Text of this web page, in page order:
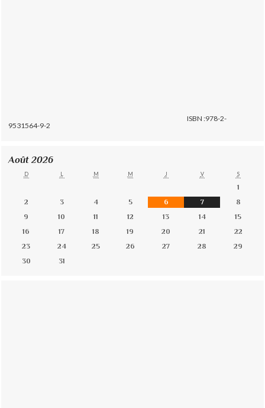
ISBN :978-2-
9531564-9-2
Août 2026
D L M M J V S
1
2
3 4 5 6 7
8
9
10 11 12 13 14
15
16
17 18 19 20 21
22
23
24 25 26 27 28
29
30
31